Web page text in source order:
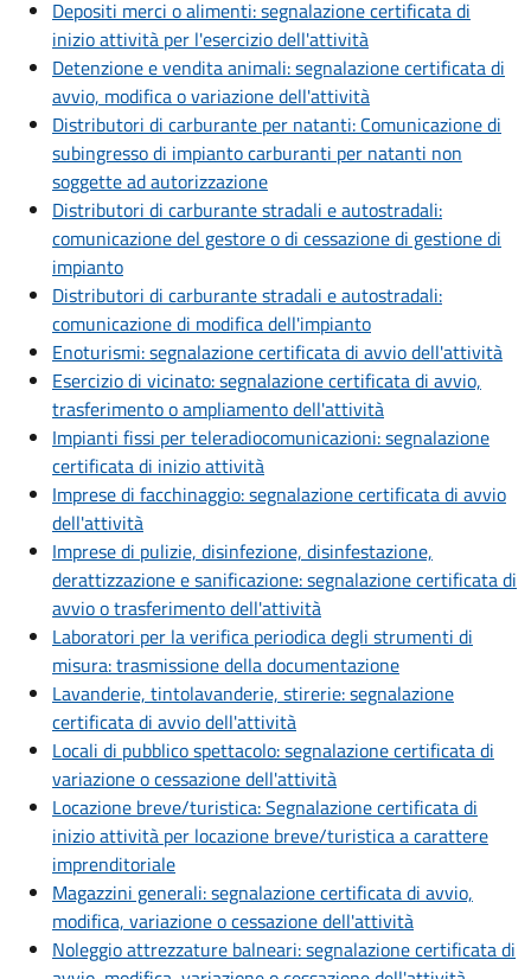
Depositi merci o alimenti: segnalazione certificata di
inizio attività per l'esercizio dell'attività
Detenzione e vendita animali: segnalazione certificata di
avvio, modifica o variazione dell'attività
Distributori di carburante per natanti: Comunicazione di
subingresso di impianto carburanti per natanti non
soggette ad autorizzazione
Distributori di carburante stradali e autostradali:
comunicazione del gestore o di cessazione di gestione di
impianto
Distributori di carburante stradali e autostradali:
comunicazione di modifica dell'impianto
Enoturismi: segnalazione certificata di avvio dell'attività
Esercizio di vicinato: segnalazione certificata di avvio,
trasferimento o ampliamento dell'attività
Impianti fissi per teleradiocomunicazioni: segnalazione
certificata di inizio attività
Imprese di facchinaggio: segnalazione certificata di avvio
dell'attività
Imprese di pulizie, disinfezione, disinfestazione,
derattizzazione e sanificazione: segnalazione certificata di
avvio o trasferimento dell'attività
Laboratori per la verifica periodica degli strumenti di
misura: trasmissione della documentazione
Lavanderie, tintolavanderie, stirerie: segnalazione
certificata di avvio dell'attività
Locali di pubblico spettacolo: segnalazione certificata di
variazione o cessazione dell'attività
Locazione breve/turistica: Segnalazione certificata di
inizio attività per locazione breve/turistica a carattere
imprenditoriale
Magazzini generali: segnalazione certificata di avvio,
modifica, variazione o cessazione dell'attività
Noleggio attrezzature balneari: segnalazione certificata di